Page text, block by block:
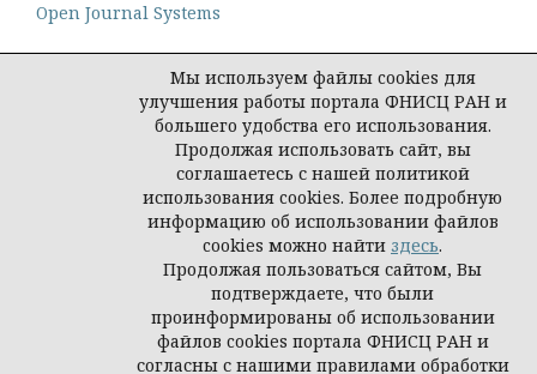
Open Journal Systems
Политика конфиденциальности персональных
© Социология: методология, методы,
математическое моделирование
Мы используем файлы cookies для
улучшения работы портала ФНИСЦ РАН и
большего удобства его использования.
Продолжая использовать сайт, вы
соглашаетесь с нашей политикой
использования cookies. Более подробную
информацию об использовании файлов
cookies можно найти здесь.
Продолжая пользоваться сайтом, Вы
подтверждаете, что были
проинформированы об использовании
файлов cookies портала ФНИСЦ РАН и
согласны с нашими правилами обработки